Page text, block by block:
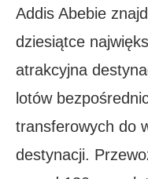
Addis Abebie
dziesiątce
atrakcyjna
lotów
transferowych do
destynacji.